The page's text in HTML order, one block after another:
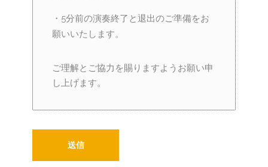
・5分前の演奏終了と退出のご準備をお
願いいたします。
ご理解とご協力を賜りますようお願い申
し上げます。